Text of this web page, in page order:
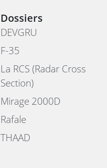
Dossiers
DEVGRU
F-35
La RCS (Radar Cross
Section)
Mirage 2000D
Rafale
THAAD